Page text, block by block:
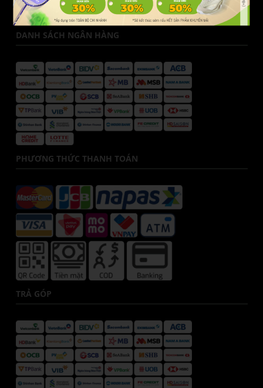
Email:cskh@votcaulongshop.vn
DANH SÁCH NGÂN HÀNG
PHƯƠNG THỨC THANH TOÁN
TRẢ GÓP